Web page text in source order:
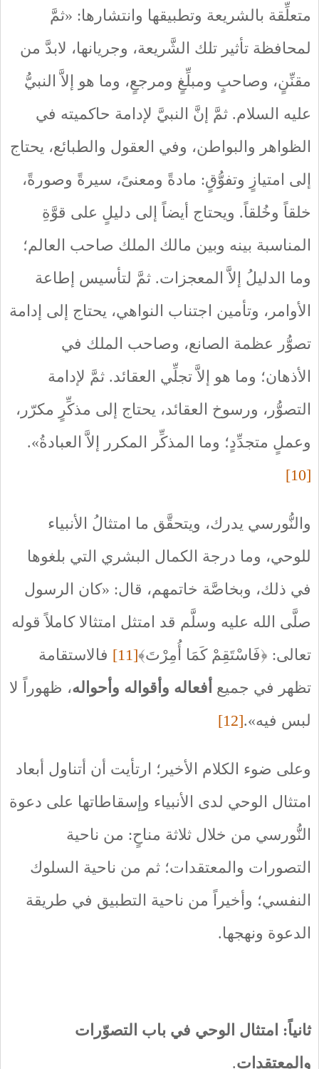
متعلِّقة بالشريعة وتطبيقها وانتشارها: «ثمَّ
لمحافظة تأثير تلك الشَّريعة، وجريانها، لابدَّ من
مقنِّنٍ، وصاحبٍ ومبلِّغٍ ومرجعٍ، وما هو إلاَّ النبيُّ
عليه السلام. ثمَّ إنَّ النبيَّ لإدامة حاكميته في
الظواهر والبواطن، وفي العقول والطبائع، يحتاج
إلى امتيازٍ وتفوُّقٍ: مادةً ومعنىً، سيرةً وصورةً،
خلقاً وخُلقاً. ويحتاج أيضاً إلى دليلٍ على قوَّةِ
المناسبة بينه وبين مالك الملك صاحب العالم؛
وما الدليلُ إلاَّ المعجزات. ثمَّ لتأسيس إطاعة
الأوامر، وتأمين اجتناب النواهي، يحتاج إلى إدامة
تصوُّر عظمة الصانع، وصاحب الملك في
الأذهان؛ وما هو إلاَّ تجلِّي العقائد. ثمَّ لإدامة
التصوُّر، ورسوخ العقائد، يحتاج إلى مذكِّرٍ مكرّر،
وعملٍ متجدِّدٍ؛ وما المذكِّر المكرر إلاَّ العبادةُ».
[10]
والنُّورسي يدرك، ويتحقَّق ما امتثالُ الأنبياء
للوحي، وما درجة الكمال البشري التي بلغوها
في ذلك، وبخاصَّة خاتمهم، قال: «كان الرسول
صلَّى الله عليه وسلَّم قد امتثل امتثالا كاملاً قوله
تعالى: ﴿فَاسْتَقِمْ كَمَا أُمِرْتَ﴾[11]
فالاستقامة
تظهر في جميع أفعاله وأقواله وأحواله، ظهوراً لا
لبس فيه».[12]
وعلى ضوء الكلام الأخير؛ ارتأيت أن أتناول أبعاد
امتثال الوحي لدى الأنبياء وإسقاطاتها على دعوة
النُّورسي من خلال ثلاثة مناحٍ: من ناحية
التصورات والمعتقدات؛ ثم من ناحية السلوك
النفسي؛ وأخيراً من ناحية التطبيق في طريقة
الدعوة ونهجها.
ثانياً: امتثال الوحي في باب التصوّرات
والمعتقدات.